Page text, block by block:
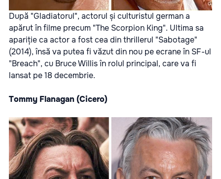
După "Gladiatorul", actorul și culturistul german a
apărut în filme precum "The Scorpion King". Ultima sa
apariție ca actor a fost cea din thrillerul "Sabotage"
(2014), însă va putea fi văzut din nou pe ecrane în SF-ul
"Breach", cu Bruce Willis în rolul principal, care va fi
lansat pe 18 decembrie.
Tommy Flanagan (Cicero)